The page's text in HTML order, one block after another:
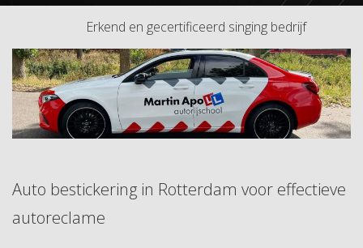
Erkend en gecertificeerd singing bedrijf
Auto bestickering in Rotterdam voor effectieve
autoreclame